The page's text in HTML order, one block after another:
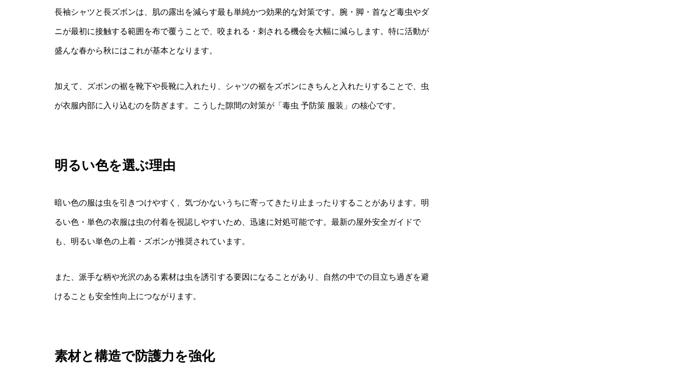
長袖シャツと長ズボンは、肌の露出を減らす最も単純かつ効果的な対策です。腕・脚・首など毒虫やダ
ニが最初に接触する範囲を布で覆うことで、咬まれる・刺される機会を大幅に減らします。特に活動が
盛んな春から秋にはこれが基本となります。
加えて、ズボンの裾を靴下や長靴に入れたり、シャツの裾をズボンにきちんと入れたりすることで、虫
が衣服内部に入り込むのを防ぎます。こうした隙間の対策が「毒虫 予防策 服装」の核心です。
明るい色を選ぶ理由
暗い色の服は虫を引きつけやすく、気づかないうちに寄ってきたり止まったりすることがあります。明
るい色・単色の衣服は虫の付着を視認しやすいため、迅速に対処可能です。最新の屋外安全ガイドで
も、明るい単色の上着・ズボンが推奨されています。
また、派手な柄や光沢のある素材は虫を誘引する要因になることがあり、自然の中での目立ち過ぎを避
けることも安全性向上につながります。
素材と構造で防護力を強化